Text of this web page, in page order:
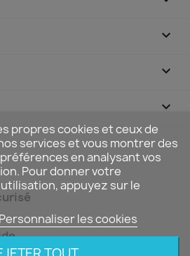



keyboard_arrow_down
propres cookies et ceux de
services et vous montrer des
en analysant vos
Pour donner votre
appuyez sur le
Personnaliser les cookies